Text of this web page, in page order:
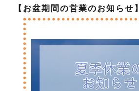
【お盆期間の営業のお知らせ】